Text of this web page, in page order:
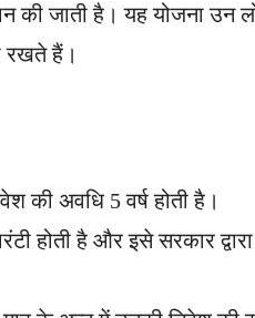
की जाती है। यह योजना उन
रखते हैं।
की अवधि 5 वर्ष होती है।
होती है और इसे सरकार